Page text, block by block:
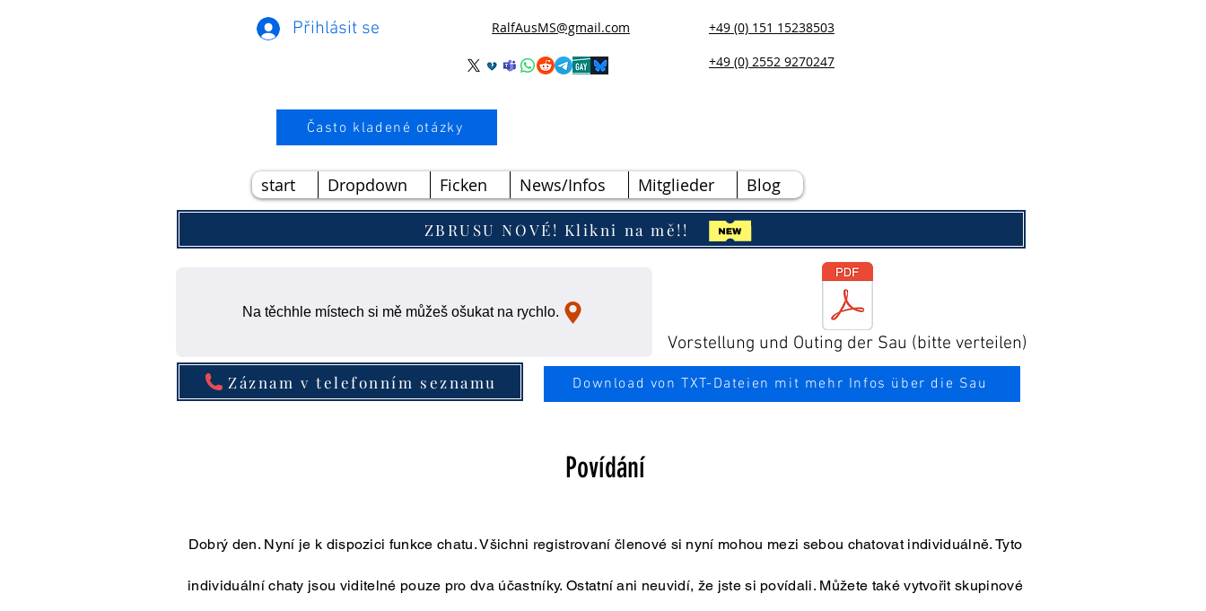
Přihlásit se RalfAusMS@gmail.com
+49 (0) 151 15238503
+49 (0) 2552 9270247
Často kladené otázky
start Dropdown Ficken News/Infos Mitglieder Blog
ZBRUSU NOVÉ! Klikni na mě!!
Na těchhle místech si mě můžeš ošukat na rychlo.
Vorstellung und Outing der Sau (bitte verteilen)
Záznam v telefonním seznamu Download von TXT-Dateien mit mehr Infos über die Sau
Povídání
Dobrý den. Nyní je k dispozici funkce chatu. Všichni registrovaní členové si nyní mohou mezi sebou chatovat individuálně. Tyto
individuální chaty jsou viditelné pouze pro dva účastníky. Ostatní ani neuvidí, že jste si povídali. Můžete také vytvořit skupinové